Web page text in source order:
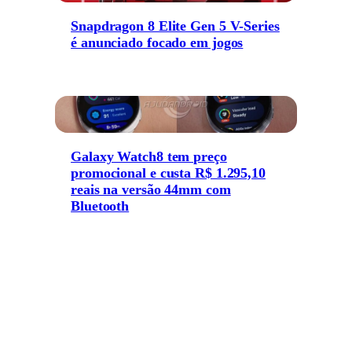
Snapdragon 8 Elite Gen 5 V-Series
é anunciado focado em jogos
Galaxy Watch8 tem preço
promocional e custa R$ 1.295,10
reais na versão 44mm com
Bluetooth